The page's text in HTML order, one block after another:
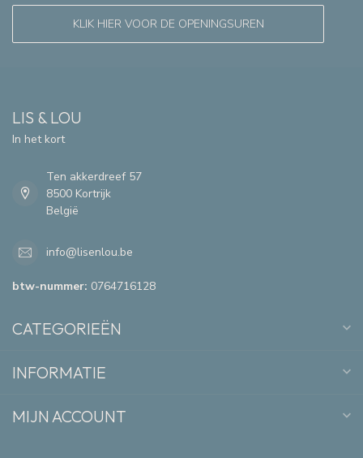
KLIK HIER VOOR DE OPENINGSUREN
LIS & LOU
In het kort
Ten akkerdreef 57
8500 Kortrijk
België
info@lisenlou.be
btw-nummer: 0764716128
CATEGORIEËN
INFORMATIE
MIJN ACCOUNT